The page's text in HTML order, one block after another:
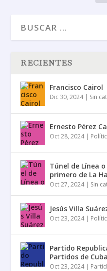
RECIENTES
Francisco Cairol
Dic 30, 2024| Sin
Ernesto Pérez
Oct 28, 2024|
Túnel de Línea
primero de La
Oct 27, 2024| Sin
Jesús Villa
Oct 23, 2024|
Partido
Partidos de Cuba
Oct 23, 2024|